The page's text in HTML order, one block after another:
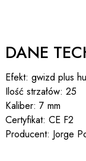
DANE
Efekt: gwizd plus
Ilość strzałów: 25
Kaliber: 7 mm
Certyfikat: CE F2
Producent: Jorge